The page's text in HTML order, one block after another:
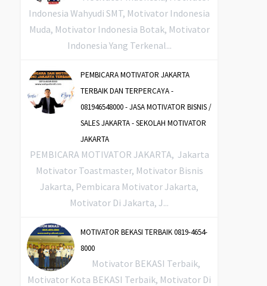
Indonesia Wahyudi SMT, Motivator Indonesia
Muda, Motivator Indonesia Botak, Motivator
Indonesia Yang Terkenal...
PEMBICARA MOTIVATOR JAKARTA
TERBAIK DAN TERPERCAYA -
081946548000 - JASA MOTIVATOR BISNIS /
SALES JAKARTA - SEKOLAH MOTIVATOR
JAKARTA
PEMBICARA MOTIVATOR JAKARTA, Jakarta
Motivator Toastmaster, Motivator Bisnis
Jakarta, Pembicara Motivator Jakarta,
Motivator Di Jakarta, J...
MOTIVATOR BEKASI TERBAIK 0819-4654-
8000
Motivator BEKASI Terbaik,
Motivator Kota BEKASI Terbaik, Motivator Di